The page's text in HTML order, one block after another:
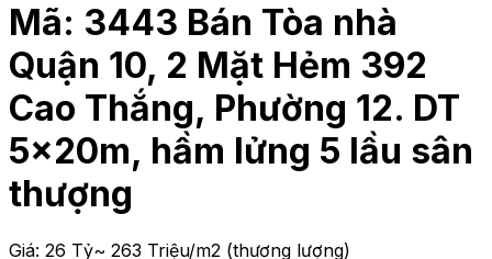
Mã: 3443 Bán Tòa nhà
Quận 10, 2 Mặt Hẻm 392
Cao Thắng, Phường 12. DT
5x20m, hầm lửng 5 lầu sân
thượng
Giá: 26 Tỷ~ 263 Triệu/m2 (thương lượng)